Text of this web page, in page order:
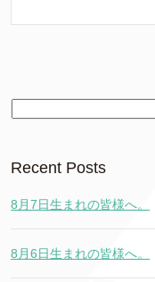
Recent Posts
8月7日生まれの皆様へ。
8月6日生まれの皆様へ。